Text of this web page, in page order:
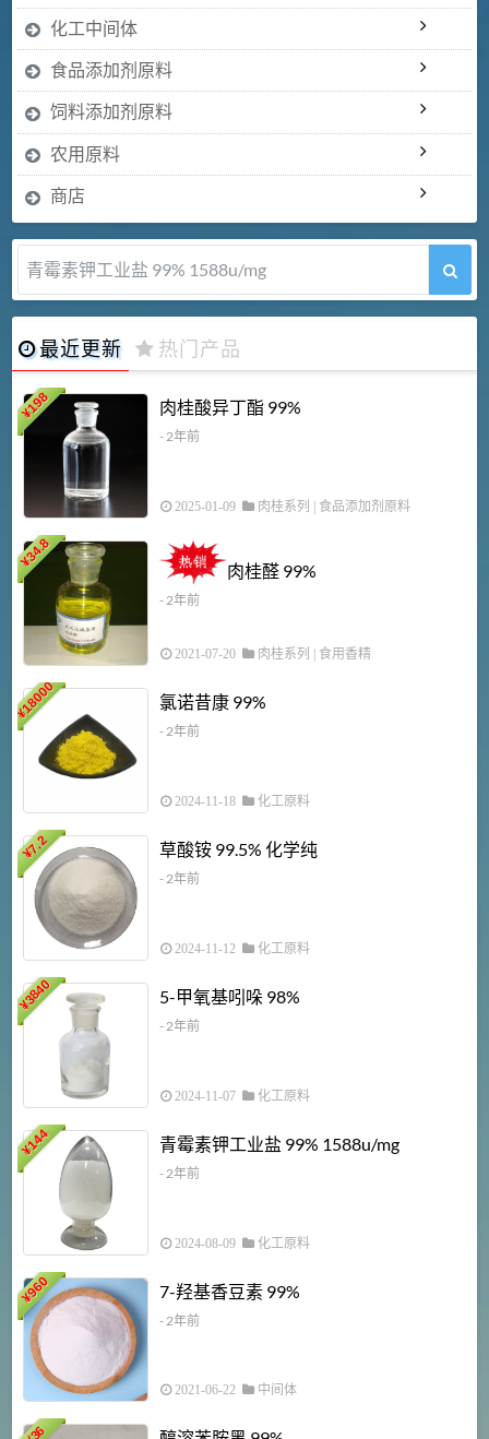
化工中间体
食品添加剂原料
饲料添加剂原料
农用原料
商店
青霉素钾工业盐 99% 1588u/mg
最近更新 热门产品
¥
198 肉桂酸异丁酯 99%
- 2年前
2025-01-09 肉桂系列 | 食品添加剂原料
¥
34.8
肉桂醛 99%
- 2年前
2021-07-20 肉桂系列 | 食用香精
¥
18000 氯诺昔康 99%
- 2年前
2024-11-18 化工原料
¥
7.2 草酸铵 99.5% 化学纯
- 2年前
2024-11-12 化工原料
¥
3840 5-甲氧基吲哚 98%
- 2年前
2024-11-07 化工原料
¥
144 青霉素钾工业盐 99% 1588u/mg
- 2年前
2024-08-09 化工原料
¥
960 7-羟基香豆素 99%
- 2年前
2021-06-22 中间体
36